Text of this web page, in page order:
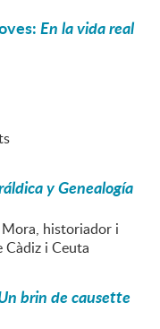
En la vida real
y Genealogía
historiador i
i Ceuta
brin de causette